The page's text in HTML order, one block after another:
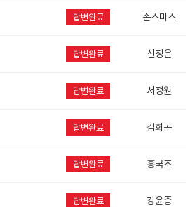
답변완료 존스미스
답변완료 신정은
답변완료 서정원
답변완료 김희곤
답변완료 홍국조
답변완료 강윤종